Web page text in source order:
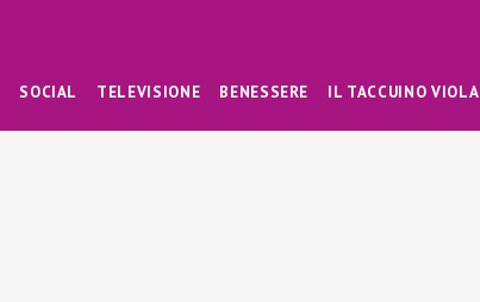
SOCIAL TELEVISIONE BENESSERE IL TACCUINO VIOLA